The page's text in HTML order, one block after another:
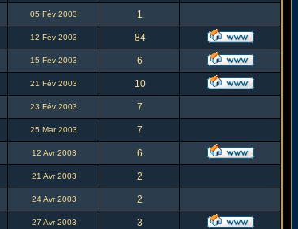
05 Fév 2003 1
12 Fév 2003 84
15 Fév 2003 6
21 Fév 2003 10
23 Fév 2003 7
25 Mar 2003 7
12 Avr 2003 6
21 Avr 2003 2
24 Avr 2003 2
27 Avr 2003 3